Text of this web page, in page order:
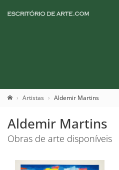
Artistas Aldemir Martins
Aldemir Martins
Obras de arte disponíveis